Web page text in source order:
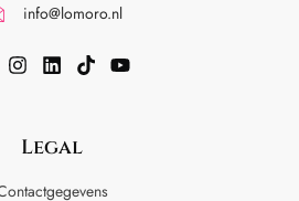
info@lomoro.nl
Legal